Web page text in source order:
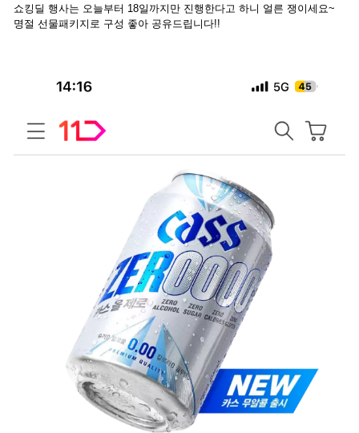
쇼킹딜 행사는 오늘부터 18일까지만 진행한다고 하니 얼른 쟁이세요~
명절 선물패키지로 구성 좋아 공유드립니다!!